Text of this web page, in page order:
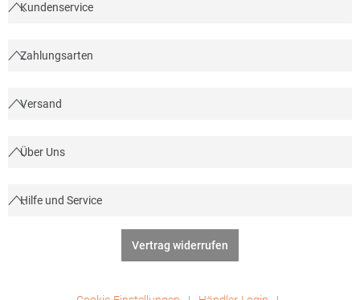
Kundenservice
Zahlungsarten
Versand
Über Uns
Hilfe und Service
Vertrag widerrufen